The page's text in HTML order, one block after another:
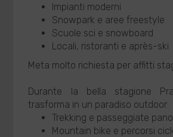
Impianti moderni
Snowpark e aree freestyle
Scuole sci e snowboard
Locali, ristoranti e après-ski
Meta molto richiesta per affitti
Durante la bella stagione
trasforma in un paradiso outdoor:
Trekking e passeggiate
Mountain bike e percorsi